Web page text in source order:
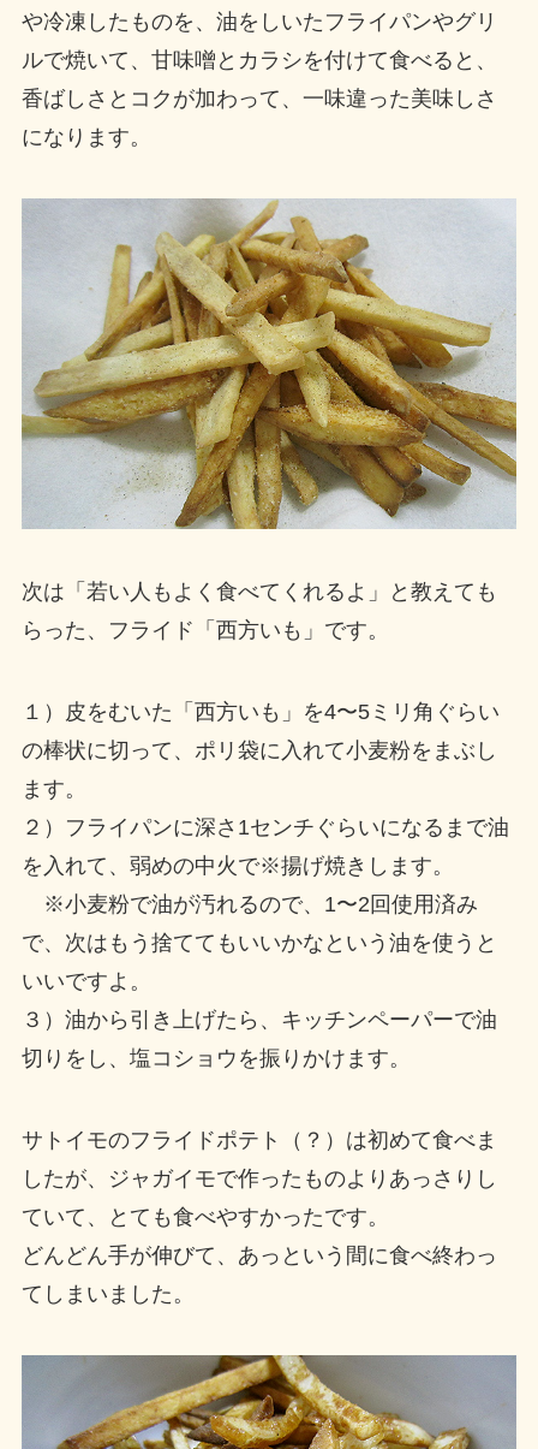
や冷凍したものを、油をしいたフライパンやグリ
ルで焼いて、甘味噌とカラシを付けて食べると、
香ばしさとコクが加わって、一味違った美味しさ
になります。
次は「若い人もよく食べてくれるよ」と教えても
らった、フライド「西方いも」です。
１）皮をむいた「西方いも」を4〜5ミリ角ぐらい
の棒状に切って、ポリ袋に入れて小麦粉をまぶし
ます。
２）フライパンに深さ1センチぐらいになるまで油
を入れて、弱めの中火で※揚げ焼きします。
※小麦粉で油が汚れるので、1〜2回使用済み
で、次はもう捨ててもいいかなという油を使うと
いいですよ。
３）油から引き上げたら、キッチンペーパーで油
切りをし、塩コショウを振りかけます。
サトイモのフライドポテト（？）は初めて食べま
したが、ジャガイモで作ったものよりあっさりし
ていて、とても食べやすかったです。
どんどん手が伸びて、あっという間に食べ終わっ
てしまいました。